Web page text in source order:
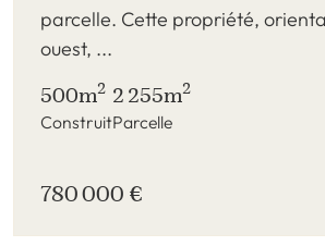
parcelle. Cette propriété,
ouest, ...
500m2
Construit
2 255m2
Parcelle
780 000 €